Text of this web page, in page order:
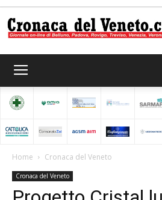
del
Home Cronaca del Veneto
Cronaca del Veneto